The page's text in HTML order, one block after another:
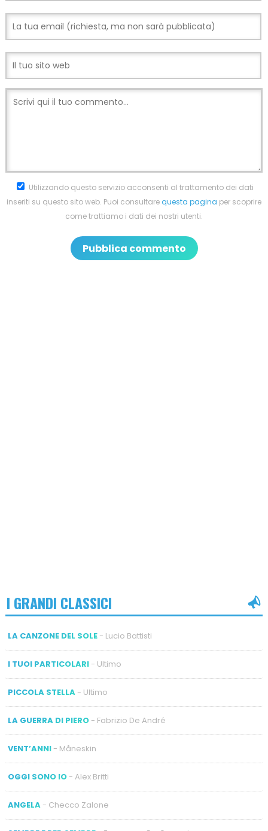
Utilizzando questo servizio acconsenti al trattamento dei dati
inseriti su questo sito web. Puoi consultarequesta pagina per scoprire
come trattiamo i dati dei nostri utenti.
I GRANDI CLASSICI
LA CANZONE DEL SOLE- Lucio Battisti
I TUOI PARTICOLARI- Ultimo
PICCOLA STELLA- Ultimo
LA GUERRA DI PIERO- Fabrizio De André
VENT’ANNI- Måneskin
OGGI SONO IO- Alex Britti
ANGELA- Checco Zalone